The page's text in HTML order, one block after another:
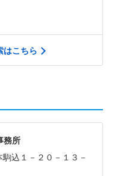
はこちら
務所
込１－２０－１３－